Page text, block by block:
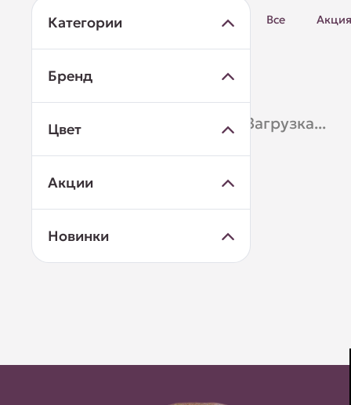
Категории
Бренд
Цвет
Акции
Новинки
Все
Загрузка...